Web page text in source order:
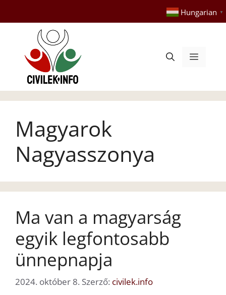
tartalomba
Hungarian ▼
Menü
Magyarok
Nagyasszonya
Ma van a magyarság
egyik legfontosabb
ünnepnapja
2024. október 8. Szerző: civilek.info